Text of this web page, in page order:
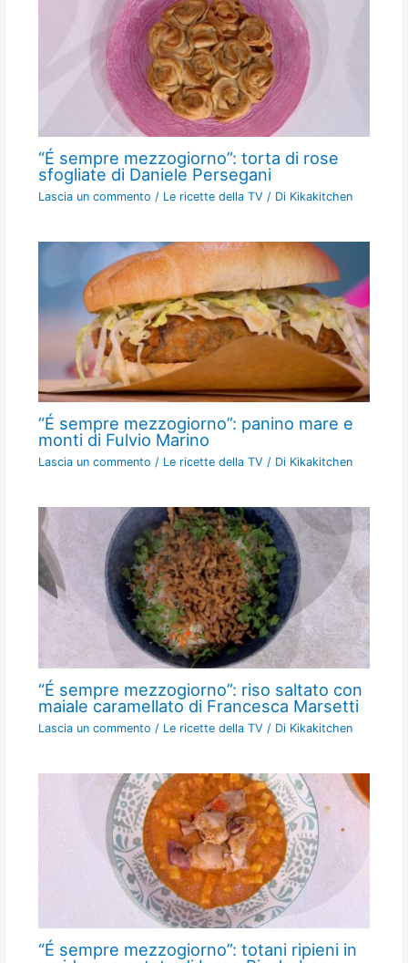
“É sempre mezzogiorno”: torta di rose
sfogliate di Daniele Persegani
Lascia un commento / Le ricette della TV / Di Kikakitchen
“É sempre mezzogiorno”: panino mare e
monti di Fulvio Marino
Lascia un commento / Le ricette della TV / Di Kikakitchen
“É sempre mezzogiorno”: riso saltato con
maiale caramellato di Francesca Marsetti
Lascia un commento / Le ricette della TV / Di Kikakitchen
“É sempre mezzogiorno”: totani ripieni in